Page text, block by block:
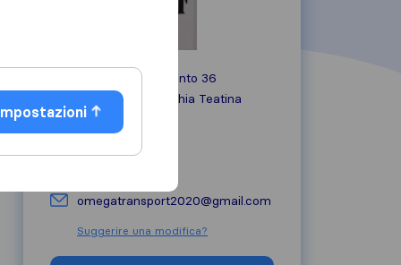
Via F.Do Valle Alento 36
Torrevecchia Teatina
3202581583
omegatransport2020@gmail.com
Suggerire una modifica?